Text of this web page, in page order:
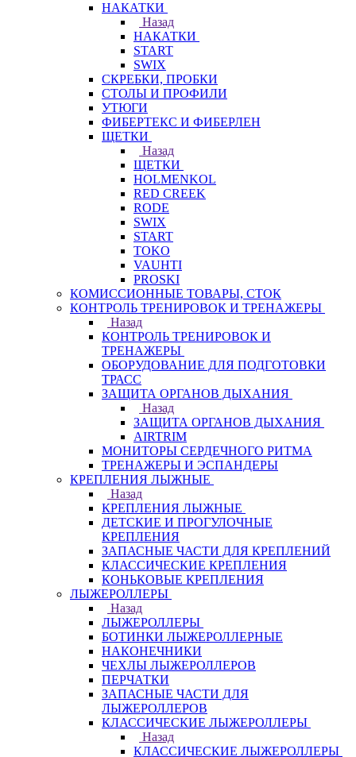
НАКАТКИ
Назад
НАКАТКИ
START
SWIX
СКРЕБКИ, ПРОБКИ
СТОЛЫ И ПРОФИЛИ
УТЮГИ
ФИБЕРТЕКС И ФИБЕРЛЕН
ЩЕТКИ
Назад
ЩЕТКИ
HOLMENKOL
RED CREEK
RODE
SWIX
START
TOKO
VAUHTI
PROSKI
КОМИССИОННЫЕ ТОВАРЫ, СТОК
КОНТРОЛЬ ТРЕНИРОВОК И ТРЕНАЖЕРЫ
Назад
КОНТРОЛЬ ТРЕНИРОВОК И
ТРЕНАЖЕРЫ
ОБОРУДОВАНИЕ ДЛЯ ПОДГОТОВКИ
ТРАСС
ЗАЩИТА ОРГАНОВ ДЫХАНИЯ
Назад
ЗАЩИТА ОРГАНОВ ДЫХАНИЯ
AIRTRIM
МОНИТОРЫ СЕРДЕЧНОГО РИТМА
ТРЕНАЖЕРЫ И ЭСПАНДЕРЫ
КРЕПЛЕНИЯ ЛЫЖНЫЕ
Назад
КРЕПЛЕНИЯ ЛЫЖНЫЕ
ДЕТСКИЕ И ПРОГУЛОЧНЫЕ
КРЕПЛЕНИЯ
ЗАПАСНЫЕ ЧАСТИ ДЛЯ КРЕПЛЕНИЙ
КЛАССИЧЕСКИЕ КРЕПЛЕНИЯ
КОНЬКОВЫЕ КРЕПЛЕНИЯ
ЛЫЖЕРОЛЛЕРЫ
Назад
ЛЫЖЕРОЛЛЕРЫ
БОТИНКИ ЛЫЖЕРОЛЛЕРНЫЕ
НАКОНЕЧНИКИ
ЧЕХЛЫ ЛЫЖЕРОЛЛЕРОВ
ПЕРЧАТКИ
ЗАПАСНЫЕ ЧАСТИ ДЛЯ
ЛЫЖЕРОЛЛЕРОВ
КЛАССИЧЕСКИЕ ЛЫЖЕРОЛЛЕРЫ
Назад
КЛАССИЧЕСКИЕ ЛЫЖЕРОЛЛЕРЫ